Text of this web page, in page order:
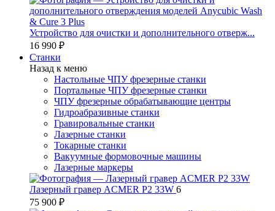
Устройство для очистки и дополнительного отверж...
16 990 ₽
Станки
Назад к меню
Настольные ЧПУ фрезерные станки
Портальные ЧПУ фрезерные станки
ЧПУ фрезерные обрабатывающие центры
Гидроабразивные станки
Гравировальные станки
Лазерные станки
Токарные станки
Вакуумные формовочные машины
Лазерные маркеры
Лазерный гравер ACMER P2 33W 6
75 900 ₽